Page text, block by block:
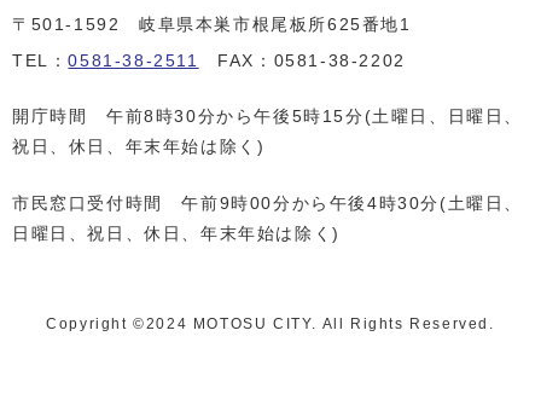
〒501-1592 岐阜県本巣市根尾板所625番地1
TEL：0581-38-2511 FAX：0581-38-2202
開庁時間 午前8時30分から午後5時15分(土曜日、日曜日、
祝日、休日、年末年始は除く)
市民窓口受付時間 午前9時00分から午後4時30分(土曜日、
日曜日、祝日、休日、年末年始は除く)
Copyright ©️2024 MOTOSU CITY. All Rights Reserved.